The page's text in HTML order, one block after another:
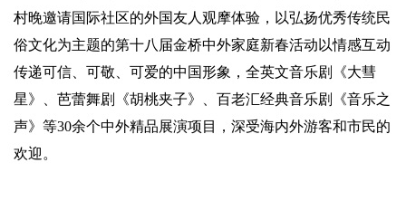
村晚邀请国际社区的外国友人观摩体验，以弘扬优秀传统民
俗文化为主题的第十八届金桥中外家庭新春活动以情感互动
传递可信、可敬、可爱的中国形象，全英文音乐剧《大彗
星》、芭蕾舞剧《胡桃夹子》、百老汇经典音乐剧《音乐之
声》等30余个中外精品展演项目，深受海内外游客和市民的
欢迎。